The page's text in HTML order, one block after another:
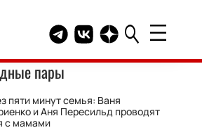
Telegram канал HELLO
Группа HELLO
Канал HELLO в
пары
пяти минут семья: Ваня
и Аня Пересильд проводят
с мамами